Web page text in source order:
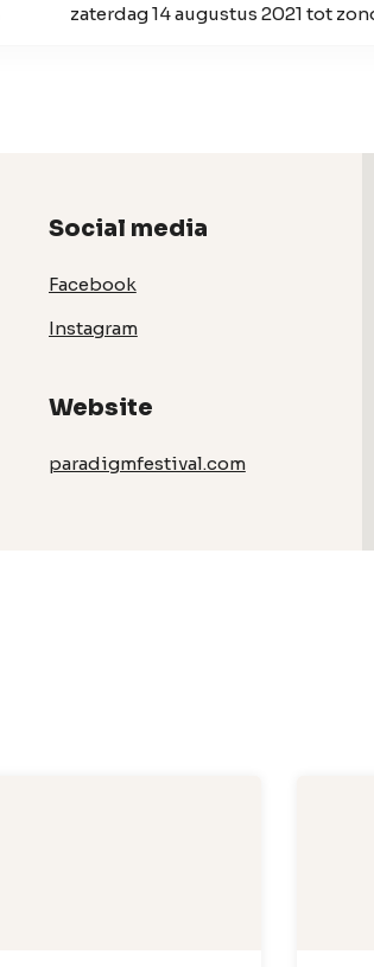
zaterdag 14 augustus 2021 tot
Social media
Facebook
Instagram
Website
paradigmfestival.com